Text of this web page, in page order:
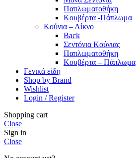
Παπλωματοθήκη
Κουβέρτα -Πάπλωμα
Κούνια – Λίκνο
Back
Σεντόνια Κούνιας
Παπλωματοθήκη
Κουβέρτα – Πάπλωμα
Γενικά είδη
Shop by Brand
Wishlist
Login / Register
Shopping cart
Close
Sign in
Close